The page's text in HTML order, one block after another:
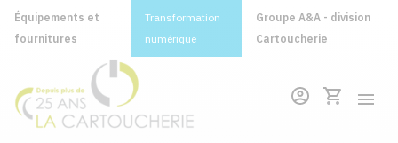
Équipements et
fournitures
Transformation
numérique
Groupe A&A - division
Cartoucherie